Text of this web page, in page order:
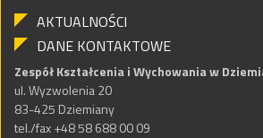
AKTUALNOŚCI
DANE KONTAKTOWE
Zespół Kształcenia i Wychowania w
ul. Wyzwolenia 20
83-425 Dziemiany
tel./fax +48 58 688 00 09